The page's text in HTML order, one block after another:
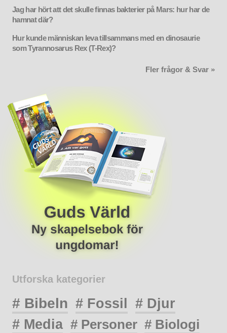
Jag har hört att det skulle finnas bakterier på Mars: hur har de
hamnat där?
Hur kunde människan leva tillsammans med en dinosaurie
som Tyrannosarus Rex (T-Rex)?
Fler frågor & Svar »
Utforska kategorier
# Bibeln # Fossil # Djur
# Media # Personer # Biologi